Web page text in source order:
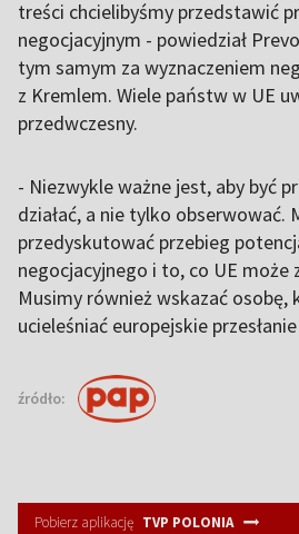
treści chcielibyśmy przedstawić
negocjacyjnym - powiedział
tym samym za wyznaczeniem
z Kremlem. Wiele państw w UE
przedwczesny.
- Niezwykle ważne jest, aby być
działać, a nie tylko obserwować.
przedyskutować przebieg
negocjacyjnego i to, co UE może
Musimy również wskazać osobę,
ucieleśniać europejskie
źródło:
Pobierz aplikację TVP POLONIA